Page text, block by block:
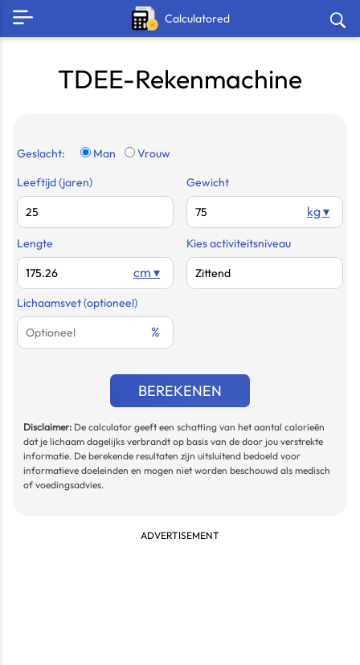
Calculatored
TDEE-Rekenmachine
Geslacht: Man
Vrouw
Leeftijd (jaren)
Gewicht
kg ▾
Lengte
cm ▾
Kies activiteitsniveau
Lichaamsvet (optioneel)
%
BEREKENEN
Disclaimer: De calculator geeft een schatting van het aantal calorieën
dat je lichaam dagelijks verbrandt op basis van de door jou verstrekte
informatie. De berekende resultaten zijn uitsluitend bedoeld voor
informatieve doeleinden en mogen niet worden beschouwd als medisch
of voedingsadvies.
ADVERTISEMENT